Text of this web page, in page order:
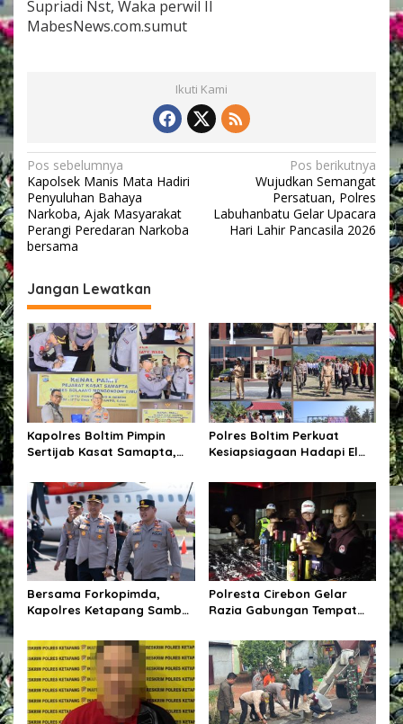
Supriadi Nst, Waka perwil II
MabesNews.com.sumut
Ikuti Kami
N
a
v
i
a
s
i
p
o
s
Pos sebelumnya
Kapolsek Manis Mata Hadiri
Penyuluhan Bahaya
Narkoba, Ajak Masyarakat
Perangi Peredaran Narkoba
bersama ‎
Pos berikutnya
Wujudkan Semangat
Persatuan, Polres
Labuhanbatu Gelar Upacara
Hari Lahir Pancasila 2026
Jangan Lewatkan
Kapolres Boltim Pimpin
Sertijab Kasat Samapta,
Kepemimpinan dan
Penguatan Pelayanan
Kepolisian
Polres Boltim Perkuat
Kesiapsiagaan Hadapi El
Bersama Lintas Instansi
Bersama Forkopimda,
Kapolres Ketapang Sambut
Kalbar di Bumi Ale-Ale
Kabupaten Ketapang
Polresta Cirebon Gelar
Razia Gabungan Tempat